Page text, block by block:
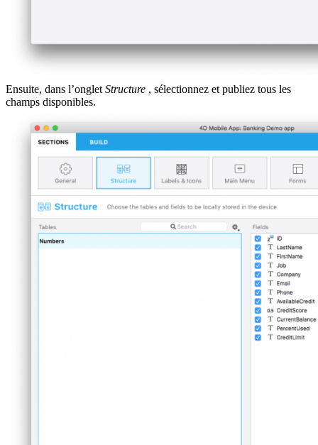
Ensuite, dans l’onglet Structure , sélectionnez et publiez tous les
champs disponibles.